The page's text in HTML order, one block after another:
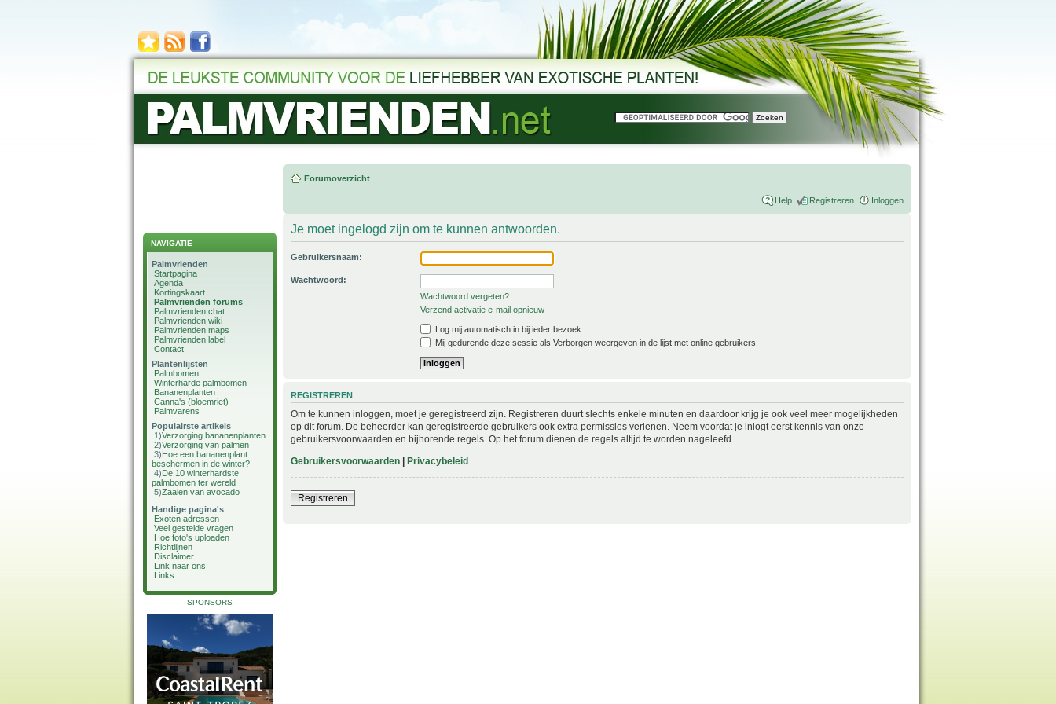
NAVIGATIE
Palmvrienden
Startpagina
Agenda
Kortingskaart
Palmvrienden forums
Palmvrienden chat
Palmvrienden wiki
Palmvrienden maps
Palmvrienden label
Contact
Plantenlijsten
Palmbomen
Winterharde palmbomen
Bananenplanten
Canna's (bloemriet)
Palmvarens
Populairste artikels
1)Verzorging bananenplanten
2)Verzorging van palmen
3)Hoe een bananenplant
beschermen in de winter?
4)De 10 winterhardste
palmbomen ter wereld
5)Zaaien van avocado
Handige pagina's
Exoten adressen
Veel gestelde vragen
Hoe foto's uploaden
Richtlijnen
Disclaimer
Link naar ons
Links
SPONSORS
Forumoverzicht
Help Registreren Inloggen
Je moet ingelogd zijn om te kunnen antwoorden.
Gebruikersnaam:
Wachtwoord:
Wachtwoord vergeten?
Verzend activatie e-mail opnieuw
Log mij automatisch in bij ieder bezoek.
Mij gedurende deze sessie als Verborgen weergeven in de lijst met online gebruikers.
REGISTREREN
Om te kunnen inloggen, moet je geregistreerd zijn. Registreren duurt slechts enkele minuten en daardoor krijg je ook veel meer mogelijkheden
op dit forum. De beheerder kan geregistreerde gebruikers ook extra permissies verlenen. Neem voordat je inlogt eerst kennis van onze
gebruikersvoorwaarden en bijhorende regels. Op het forum dienen de regels altijd te worden nageleefd.
Gebruikersvoorwaarden | Privacybeleid
Registreren